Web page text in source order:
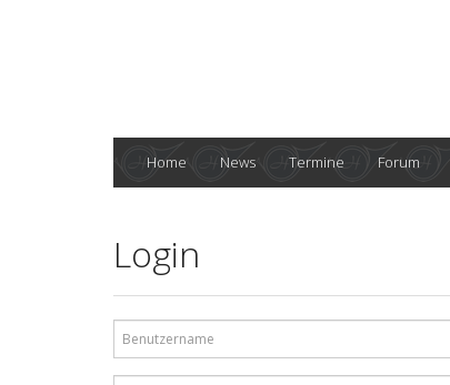
Home News Termine Forum
Login